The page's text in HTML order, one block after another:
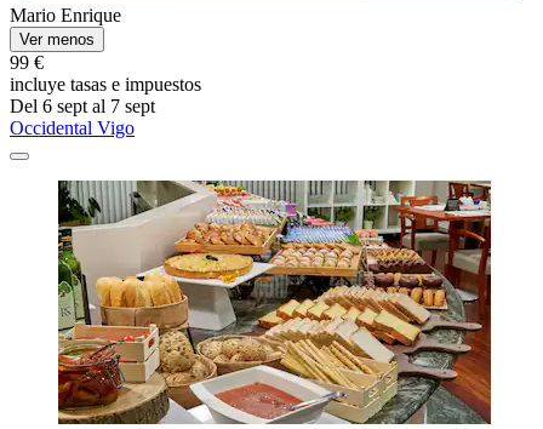
Mario Enrique
Ver menos
99 €
incluye tasas e impuestos
Del 6 sept al 7 sept
Occidental Vigo